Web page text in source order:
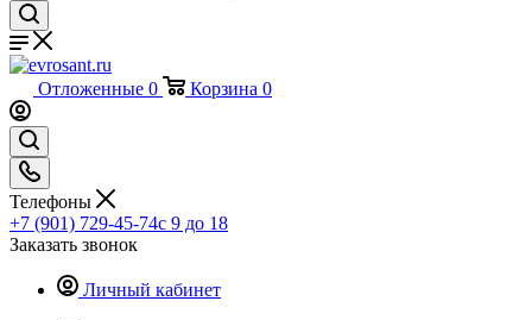
Отложенные 0 Корзина 0
Телефоны
+7 (901) 729-45-74c 9 до 18
Заказать звонок
Личный кабинет